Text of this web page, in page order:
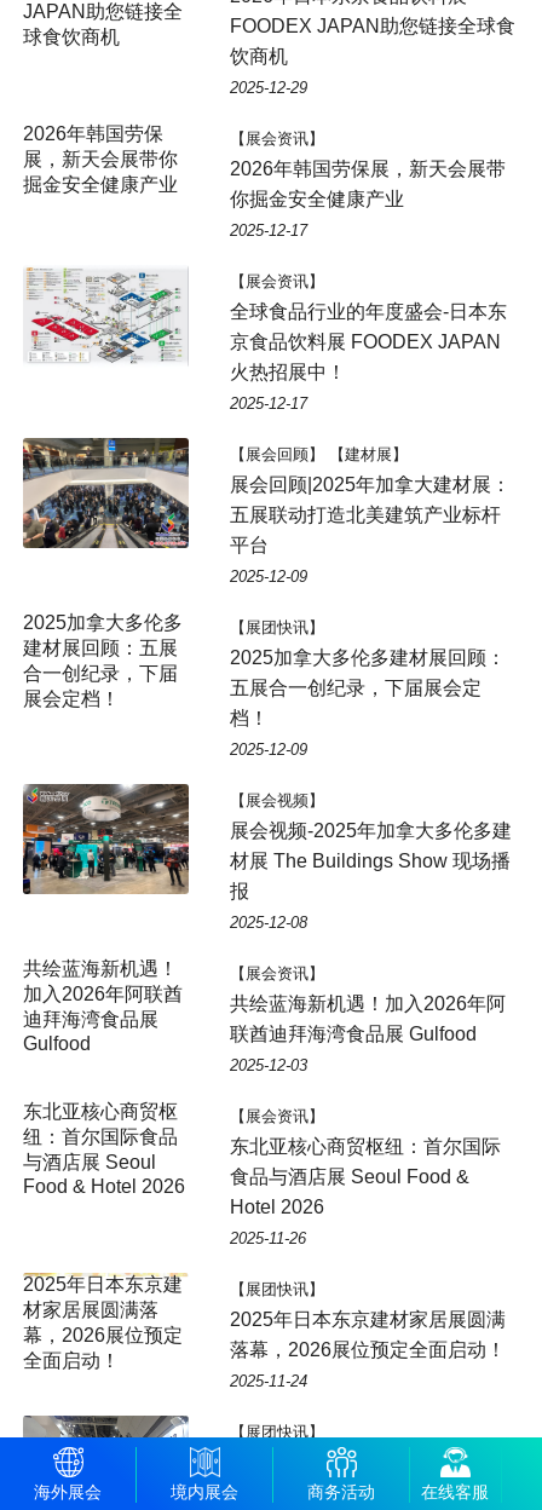
JAPAN助您链接全
球食饮商机
FOODEX JAPAN助您链接全球食
饮商机
2025-12-29
2026年韩国劳保
展，新天会展带你
掘金安全健康产业
【展会资讯】
2026年韩国劳保展，新天会展带
你掘金安全健康产业
2025-12-17
【展会资讯】
全球食品行业的年度盛会-日本东
京食品饮料展 FOODEX JAPAN
火热招展中！
2025-12-17
【展会回顾】 【建材展】
展会回顾|2025年加拿大建材展：
五展联动打造北美建筑产业标杆
平台
2025-12-09
【展团快讯】
2025加拿大多伦多建材展回顾：
五展合一创纪录，下届展会定
档！
2025-12-09
【展会视频】
展会视频-2025年加拿大多伦多建
材展 The Buildings Show 现场播
报
2025-12-08
【展会资讯】
共绘蓝海新机遇！加入2026年阿
联酋迪拜海湾食品展 Gulfood
2025-12-03
【展会资讯】
东北亚核心商贸枢纽：首尔国际
食品与酒店展 Seoul Food &
Hotel 2026
2025-11-26
【展团快讯】
2025年日本东京建材家居展圆满
落幕，2026展位预定全面启动！
2025-11-24
【展团快讯】
新天会展官方代理！2025年日本
东京建材展，现场600+企业集
海外展会 境内展会 商务活动 在线客服